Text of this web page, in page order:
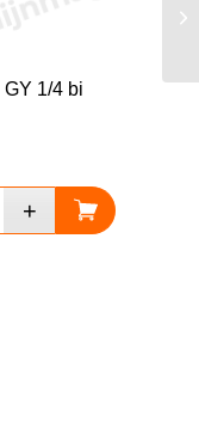
1/4 bi